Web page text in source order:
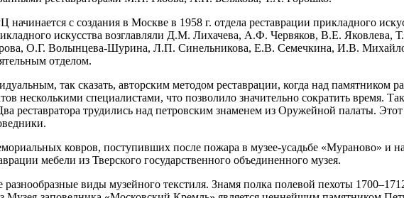
с создания в Москве в 1958 г. отдела реставрации прикладного
искусства возглавляли Д.М. Лихачева, А.Ф. Червяков, В.Е. Яковлева,
О.Г. Волынцева-Шурина, Л.П. Синельникова, Е.В. Семечкина, И.В.
отделом.
так сказать, авторским методом реставрации, когда над памятником
несколькими специалистами, что позволило значительно сократить время.
реставратора трудились над петровским знаменем из Оружейной палаты.
ковров, поступивших после пожара в музее-усадьбе «Мураново» и
мебели из Тверского государственного объединенного музея.
виды музейного текстиля. Знамя полка полевой пехоты